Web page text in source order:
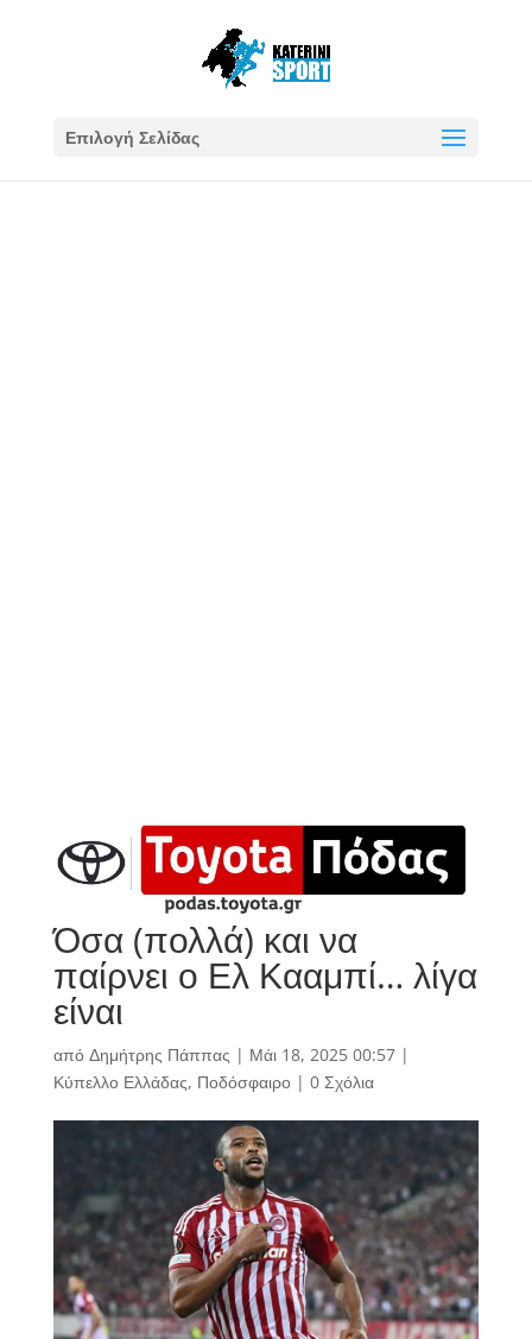
Επιλογή Σελίδας
Όσα (πολλά) και να
παίρνει ο Ελ Κααμπί… λίγα
είναι
από Δημήτρης Πάππας | Μάι 18, 2025 00:57|
Κύπελλο Ελλάδας, Ποδόσφαιρο| 0 Σχόλια